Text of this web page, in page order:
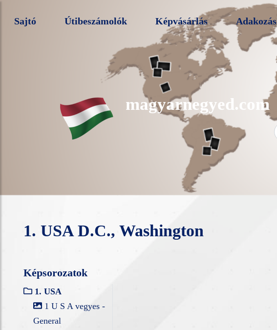
Sajtó Útibeszámolók Képvásárlás Adakozás
magyarnegyed.com
1. USA D.C., Washington
Képsorozatok
1. USA
1 U S A vegyes -
General